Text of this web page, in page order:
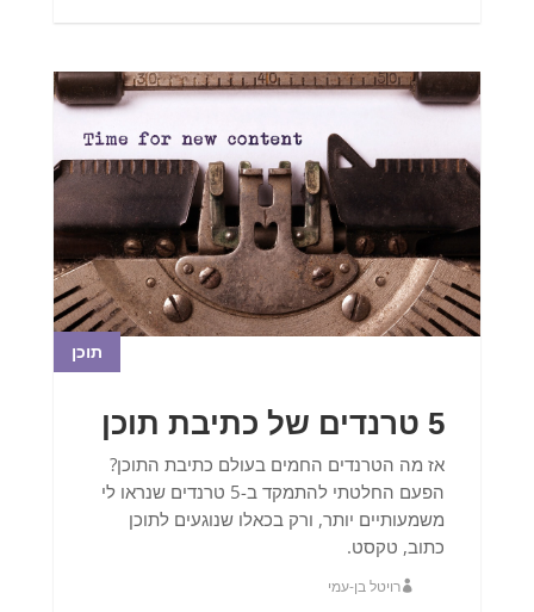
5 טרנדים של כתיבת תוכן
תוכן
אז מה הטרנדים החמים בעולם כתיבת התוכן?
הפעם החלטתי להתמקד ב-5 טרנדים שנראו לי
משמעותיים יותר, ורק בכאלו שנוגעים לתוכן
כתוב, טקסט.
רויטל בן-עמי